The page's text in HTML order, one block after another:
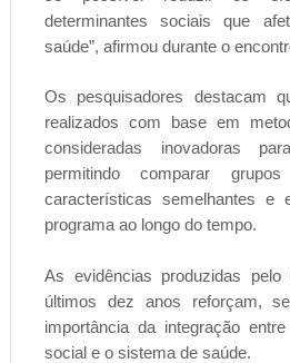
determinantes sociais que
saúde”, afirmou durante o
Os pesquisadores destacam
realizados com base em
consideradas inovadoras
permitindo comparar
características semelhantes e
programa ao longo do tempo.
As evidências produzidas
últimos dez anos reforçam,
importância da integração
social e o sistema de saúde.